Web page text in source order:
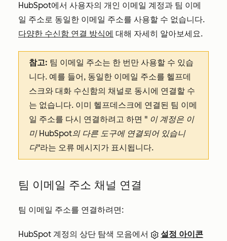
HubSpot에서 사용자의 개인 이메일 계정과 팀 이메
일 주소로 동일한 이메일 주소를 사용할 수 없습니다.
다양한 수신함 연결 방식에 대해 자세히 알아보세요.
참고: 팀 이메일 주소는 한 번만 사용할 수 있습
니다. 예를 들어, 동일한 이메일 주소를 헬프데
스크와 대화 수신함의 채널로 동시에 연결할 수
는 없습니다. 이미 헬프데스크에 연결된 팀 이메
일 주소를 다시 연결하려고 하면 " 이 계정은 이
미 HubSpot의 다른 도구에 연결되어 있습니
다"라는 오류 메시지가 표시됩니다.
팀 이메일 주소 채널 연결
팀 이메일 주소를 연결하려면:
HubSpot 계정의 상단 탐색 모음에서 설정 아이콘